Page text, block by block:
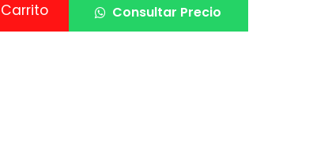
Consultar Precio